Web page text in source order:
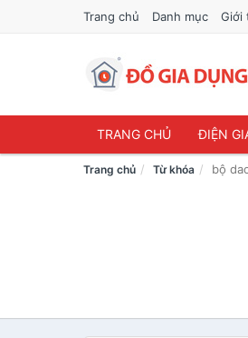
Trang chủ Danh mục Giới
TRANG CHỦ ĐIỆN
Trang chủ Từ khóa bộ